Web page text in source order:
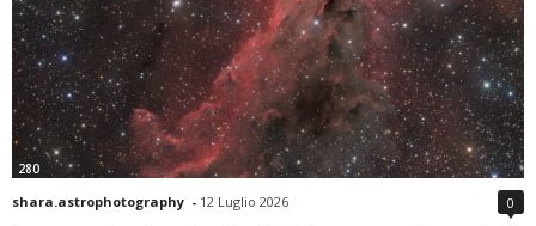
280
shara.astrophotography - 12 Luglio 2026 0